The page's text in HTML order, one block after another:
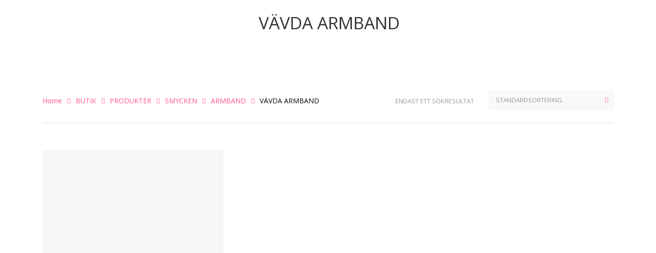
VÄVDA ARMBAND
Home BUTIK PRODUKTER SMYCKEN ARMBAND VÄVDA ARMBAND ENDAST ETT SÖKRESULTAT